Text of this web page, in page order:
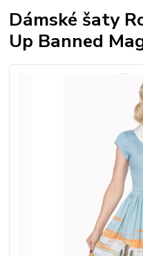
Dámské šaty
Up Banned